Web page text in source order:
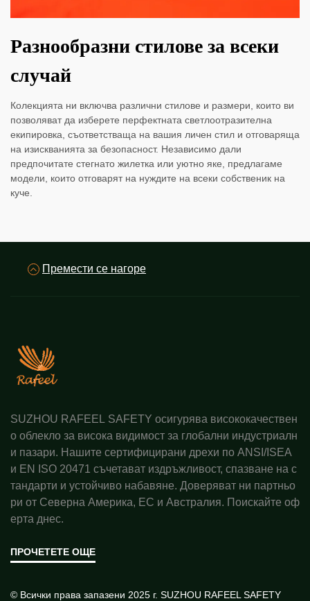
Разнообразни стилове за всеки
случай
Колекцията ни включва различни стилове и размери, които ви
позволяват да изберете перфектната светлоотразителна
екипировка, съответстваща на вашия личен стил и отговаряща
на изискванията за безопасност. Независимо дали
предпочитате стегнато жилетка или уютно яке, предлагаме
модели, които отговарят на нуждите на всеки собственик на
куче.
Премести се нагоре
SUZHOU RAFEEL SAFETY осигурява висококачествен
о облекло за висока видимост за глобални индустриалн
и пазари. Нашите сертифицирани дрехи по ANSI/ISEA
и EN ISO 20471 съчетават издръжливост, спазване на с
тандарти и устойчиво набавяне. Доверяват ни партньо
ри от Северна Америка, ЕС и Австралия. Поискайте оф
ерта днес.
ПРОЧЕТЕТЕ ОЩЕ
© Всички права запазени 2025 г. SUZHOU RAFEEL SAFETY